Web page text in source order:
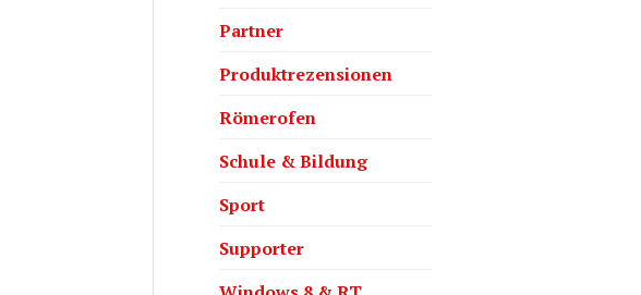
Partner
Produktrezensionen
Römerofen
Schule & Bildung
Sport
Supporter